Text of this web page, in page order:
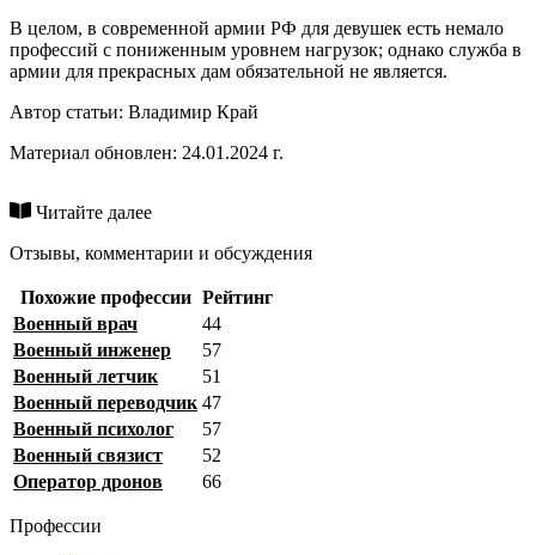
В целом, в современной армии РФ для девушек есть немало
профессий с пониженным уровнем нагрузок; однако служба в
армии для прекрасных дам обязательной не является.
Автор статьи: Владимир Край
Материал обновлен: 24.01.2024 г.
Читайте далее
Отзывы, комментарии и обсуждения
Похожие профессии Рейтинг
Военный врач
44
Военный инженер
57
Военный летчик
51
Военный переводчик 47
Военный психолог
57
Военный связист
52
Оператор дронов
66
Профессии